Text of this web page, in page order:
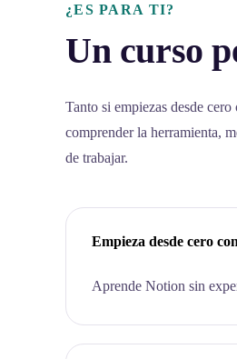
¿ES PARA TI?
Un curso
Tanto si empiezas desde
comprender la herramienta,
de trabajar.
Empieza desde cero
Aprende Notion sin